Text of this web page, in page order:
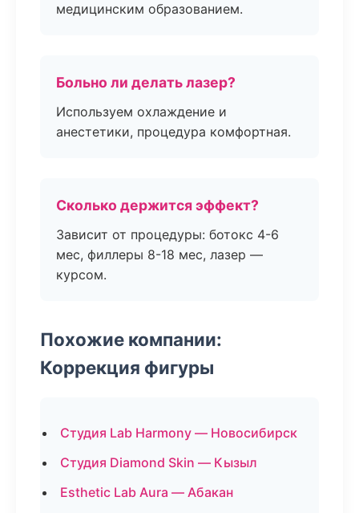
медицинским образованием.
Больно ли делать лазер?
Используем охлаждение и
анестетики, процедура комфортная.
Сколько держится эффект?
Зависит от процедуры: ботокс 4-6
мес, филлеры 8-18 мес, лазер —
курсом.
Похожие компании:
Коррекция фигуры
Студия Lab Harmony — Новосибирск
Студия Diamond Skin — Кызыл
Esthetic Lab Aura — Абакан